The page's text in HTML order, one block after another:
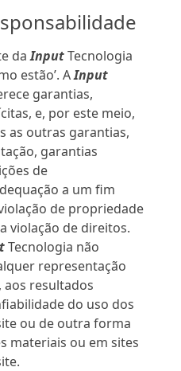
daInputTecnologia
estão’. AInput
garantias,
e, por este meio,
as outras garantias,
garantias
de
a um fim
de propriedade
violação de direitos.
Tecnologia não
representação
aos resultados
do uso dos
ou de outra forma
materiais ou em sites